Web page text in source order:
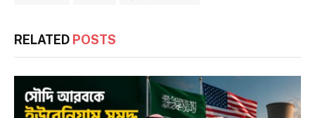
RELATED POSTS